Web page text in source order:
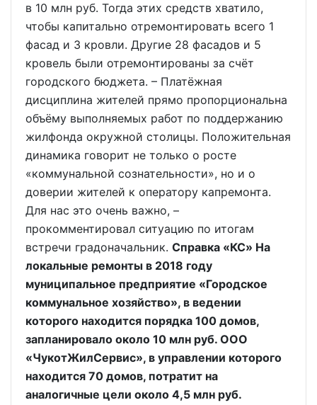
в 10 млн руб. Тогда этих средств хватило,
чтобы капитально отремонтировать всего 1
фасад и 3 кровли. Другие 28 фасадов и 5
кровель были отремонтированы за счёт
городского бюджета. – Платёжная
дисциплина жителей прямо пропорциональна
объёму выполняемых работ по поддержанию
жилфонда окружной столицы. Положительная
динамика говорит не только о росте
«коммунальной сознательности», но и о
доверии жителей к оператору капремонта.
Для нас это очень важно, –
прокомментировал ситуацию по итогам
встречи градоначальник. Справка «КС» На
локальные ремонты в 2018 году
муниципальное предприятие «Городское
коммунальное хозяйство», в ведении
которого находится порядка 100 домов,
запланировало около 10 млн руб. ООО
«ЧукотЖилСервис», в управлении которого
находится 70 домов, потратит на
аналогичные цели около 4,5 млн руб.